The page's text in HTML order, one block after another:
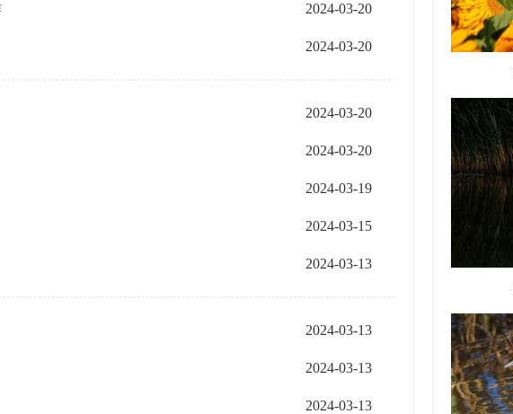
2024-03-20
2024-03-20
2024-03-20
2024-03-20
2024-03-19
2024-03-15
2024-03-13
2024-03-13
2024-03-13
2024-03-13